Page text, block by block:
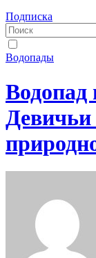
Подписка
Водопады
Водопад